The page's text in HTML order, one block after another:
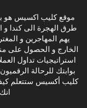
موقع كليب اكسيس هو
طرق الهجرة الى كندا و
يهم المهاجرين و
الخارج و الحصول على
استراتيجيات تداول
بوابتك للرحالة
كليب أكسيس ستتعلم